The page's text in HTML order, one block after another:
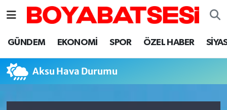
GÜNDEM EKONOMİ SPOR ÖZEL HABER
Aksu Hava Durumu
Sinop Nöbetçi Eczaneler
Sinop Hava Durumu